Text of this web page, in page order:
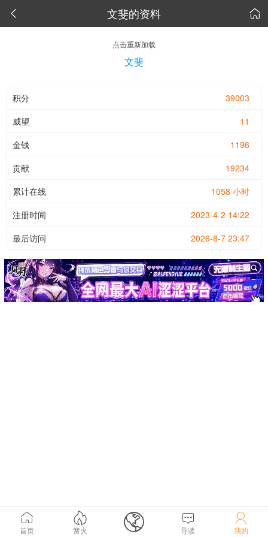
 文斐的资料 
点击重新加载
文斐
39003
积分
11
威望
1196
金钱
19234
贡献
1058 小时
累计在线
2023-4-2 14:22
注册时间
2026-8-7 23:47
最后访问

首页

篝火  
导读

我的